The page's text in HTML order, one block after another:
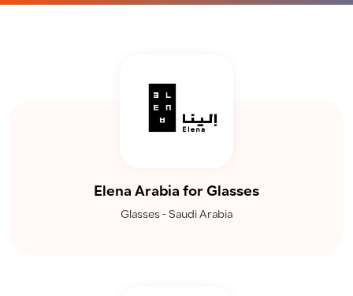
Elena Arabia for Glasses
Glasses - Saudi Arabia